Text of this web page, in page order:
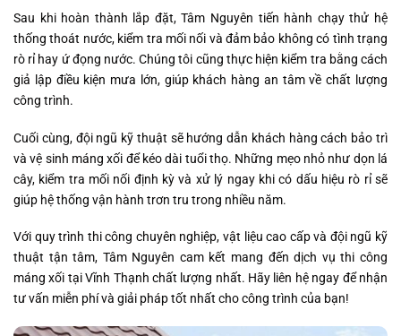
Sau khi hoàn thành lắp đặt, Tâm Nguyên tiến hành chạy thử hệ
thống thoát nước, kiểm tra mối nối và đảm bảo không có tình trạng
rò rỉ hay ứ đọng nước. Chúng tôi cũng thực hiện kiểm tra bằng cách
giả lập điều kiện mưa lớn, giúp khách hàng an tâm về chất lượng
công trình.
Cuối cùng, đội ngũ kỹ thuật sẽ hướng dẫn khách hàng cách bảo trì
và vệ sinh máng xối để kéo dài tuổi thọ. Những mẹo nhỏ như dọn lá
cây, kiểm tra mối nối định kỳ và xử lý ngay khi có dấu hiệu rò rỉ sẽ
giúp hệ thống vận hành trơn tru trong nhiều năm.
Với quy trình thi công chuyên nghiệp, vật liệu cao cấp và đội ngũ kỹ
thuật tận tâm, Tâm Nguyên cam kết mang đến dịch vụ thi công
máng xối tại Vĩnh Thạnh chất lượng nhất. Hãy liên hệ ngay để nhận
tư vấn miễn phí và giải pháp tốt nhất cho công trình của bạn!